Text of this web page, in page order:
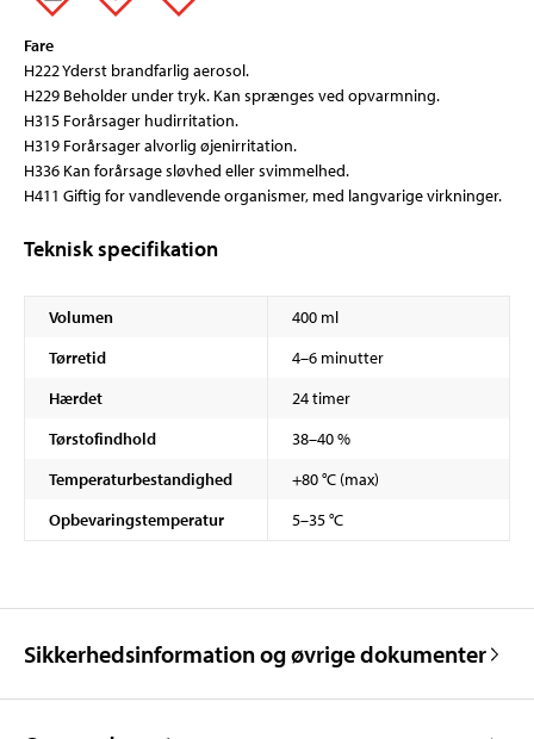
Fare
H222 Yderst brandfarlig aerosol.
H229 Beholder under tryk. Kan sprænges ved opvarmning.
H315 Forårsager hudirritation.
H319 Forårsager alvorlig øjenirritation.
H336 Kan forårsage sløvhed eller svimmelhed.
H411 Giftig for vandlevende organismer, med langvarige virkninger.
Teknisk specifikation
Volumen
400 ml
Tørretid
4–6 minutter
Hærdet
24 timer
Tørstofindhold
38–40 %
Temperaturbestandighed
+80 °C (max)
Opbevaringstemperatur
5–35 °C
Sikkerhedsinformation og øvrige dokumenter